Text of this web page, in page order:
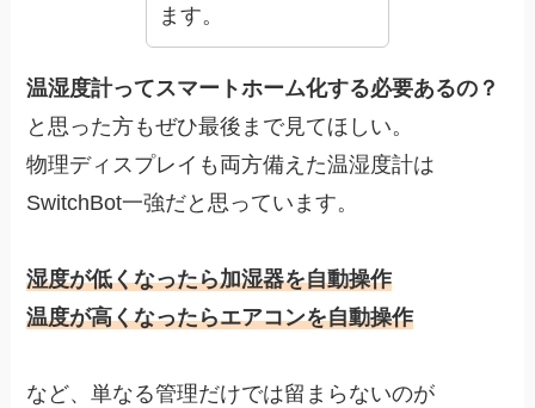
ます。
温湿度計ってスマートホーム化する必要あるの？
と思った方もぜひ最後まで見てほしい。
物理ディスプレイも両方備えた温湿度計は
SwitchBot一強だと思っています。
湿度が低くなったら加湿器を自動操作
温度が高くなったらエアコンを自動操作
など、単なる管理だけでは留まらないのが